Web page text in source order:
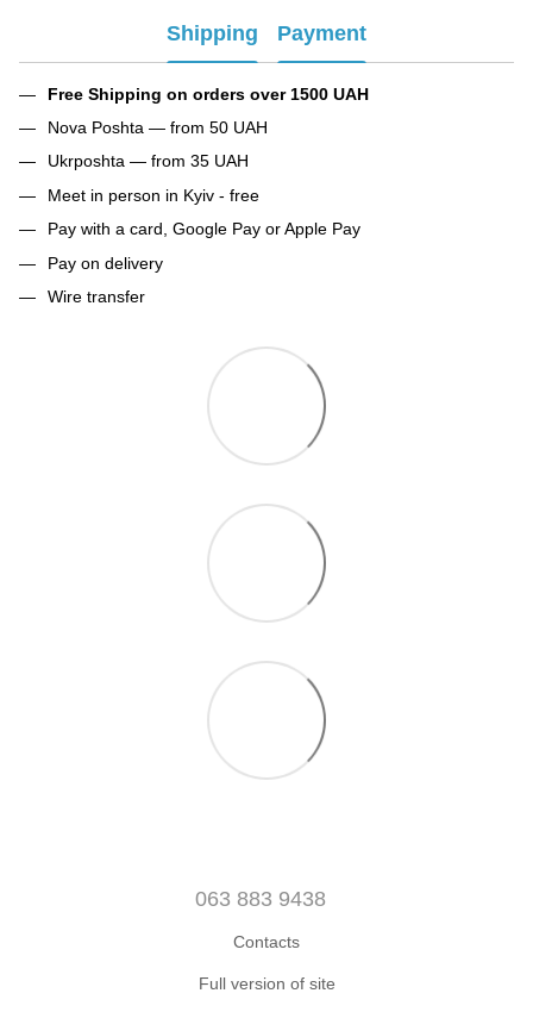
Shipping Payment
Free Shipping on orders over 1500 UAH
Nova Poshta — from 50 UAH
Ukrposhta — from 35 UAH
Meet in person in Kyiv - free
Pay with a card, Google Pay or Apple Pay
Pay on delivery
Wire transfer
063 883 9438
Contacts
Full version of site